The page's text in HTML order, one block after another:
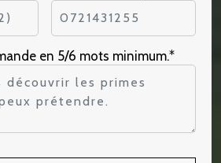
en 5/6 mots minimum.*